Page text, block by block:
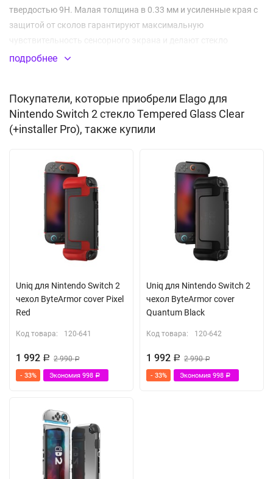
твердостью 9H. Малая толщина в 0.33 мм и усиленные края с
защитой от сколов гарантируют максимальную
чувствительность сенсорного экрана и делают стекло
практически неощутимым при использовании.
износа и случайных повреждений, при этом сохраняя
идеальное прилегание и кристальную прозрачность
изображения. Стекло легко наносится и не отслаивается. В
установки. Поставляется в оригинальной упаковке
производителя.
Класс прочности: 9H
Закругленные края 2.5 D
Высокая чувствительность
Олеофобное покрытие, не оставляет отпечатков
В комплекте инсталлер для легкой установки
подробнее
Покупатели, которые приобрели Elago для
Nintendo Switch 2 стекло Tempered Glass Clear
(+installer Pro), также купили
Uniq для Nintendo Switch 2
чехол ByteArmor cover Pixel
Red
Код товара: 120-641
1 992 Р 2 990Р
- 33% Экономия 998 Р
Uniq для Nintendo Switch 2
чехол ByteArmor cover
Quantum Black
Код товара: 120-642
1 992 Р 2 990Р
- 33% Экономия 998 Р